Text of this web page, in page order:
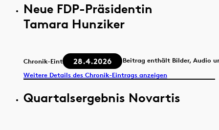
Neue FDP-Präsidentin
Tamara Hunziker
Chronik-Eintrag 28.4.2026
Beitrag enthält Bilder, Audio
Weitere Details des Chronik-Eintrags anzeigen
Quartalsergebnis Novartis